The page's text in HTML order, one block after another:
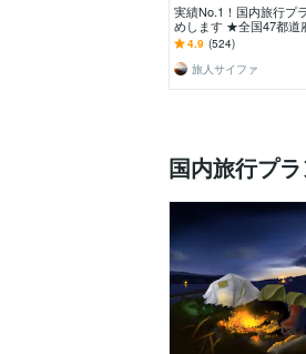
実績No.1！国内旅行プ
めします ★全国47都道
済！ご希望に合わせて旅
おまとめ
4.9 (524)
旅人サイファ
国内旅行プ